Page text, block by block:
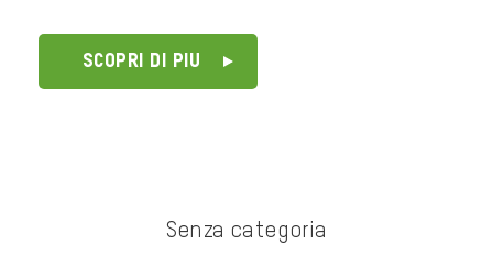
SCOPRI DI PIU
Senza categoria